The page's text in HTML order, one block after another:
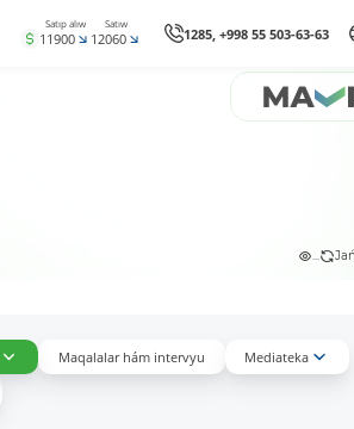
Satıp alıw
11900
Satıw
12060 1285, +998 55 503-63-63
...
Maqalalar hám intervyu
Mediateka